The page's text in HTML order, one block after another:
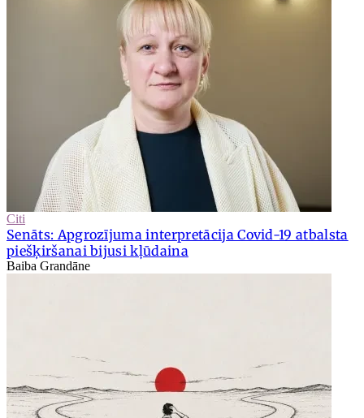
Citi
Senāts: Apgrozījuma interpretācija Covid-19 atbalsta
piešķiršanai bijusi kļūdaina
Baiba Grandāne